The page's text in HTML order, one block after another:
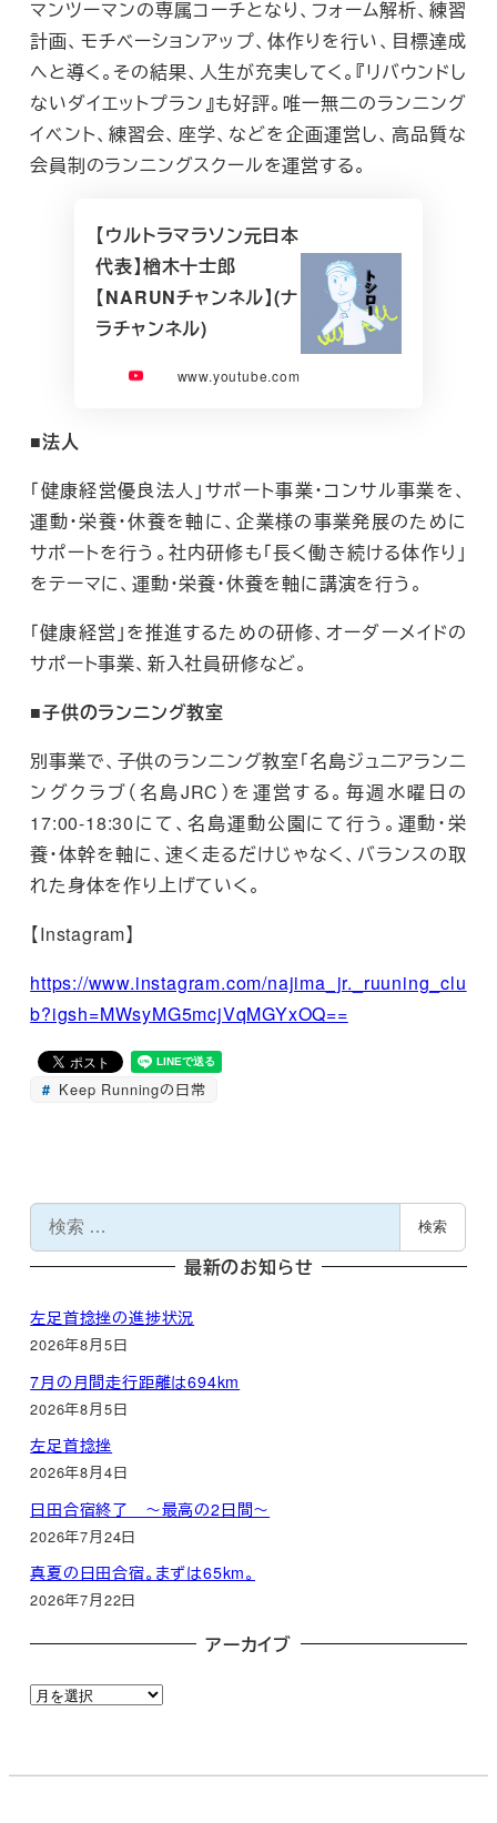
マンツーマンの専属コーチとなり、フォーム解析、練習
計画、モチベーションアップ、体作りを行い、目標達成
へと導く。その結果、人生が充実してく。『リバウンドし
ないダイエットプラン』も好評。唯一無二のランニング
イベント、練習会、座学、などを企画運営し、高品質な
会員制のランニングスクールを運営する。
【ウルトラマラソン元日本
代表】楢木十士郎
【NARUNチャンネル】(ナ
ラチャンネル)
www.youtube.com
■法人
「健康経営優良法人」サポート事業・コンサル事業を、
運動・栄養・休養を軸に、企業様の事業発展のために
サポートを行う。社内研修も「長く働き続ける体作り」
をテーマに、運動・栄養・休養を軸に講演を行う。
「健康経営」を推進するための研修、オーダーメイドの
サポート事業、新入社員研修など。
■子供のランニング教室
別事業で、子供のランニング教室「名島ジュニアランニ
ングクラブ（名島JRC）を運営する。毎週水曜日の
17:00-18:30にて、名島運動公園にて行う。運動・栄
養・体幹を軸に、速く走るだけじゃなく、バランスの取
れた身体を作り上げていく。
【Instagram】
https://www.instagram.com/najima_jr._ruuning_clu
b?igsh=MWsyMG5mcjVqMGYxOQ==
Keep Runningの日常
検
索
検索
最新のお知らせ
左足首捻挫の進捗状況
2026年8月5日
7月の月間走行距離は694km
2026年8月5日
左足首捻挫
2026年8月4日
日田合宿終了 ～最高の2日間～
2026年7月24日
真夏の日田合宿。まずは65km。
2026年7月22日
アーカイブ
ア
イ